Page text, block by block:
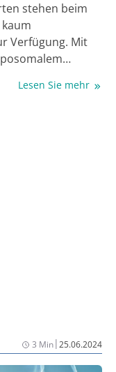
stehen beim
Verfügung. Mit
Lesen Sie mehr
3 Min|25.06.2024